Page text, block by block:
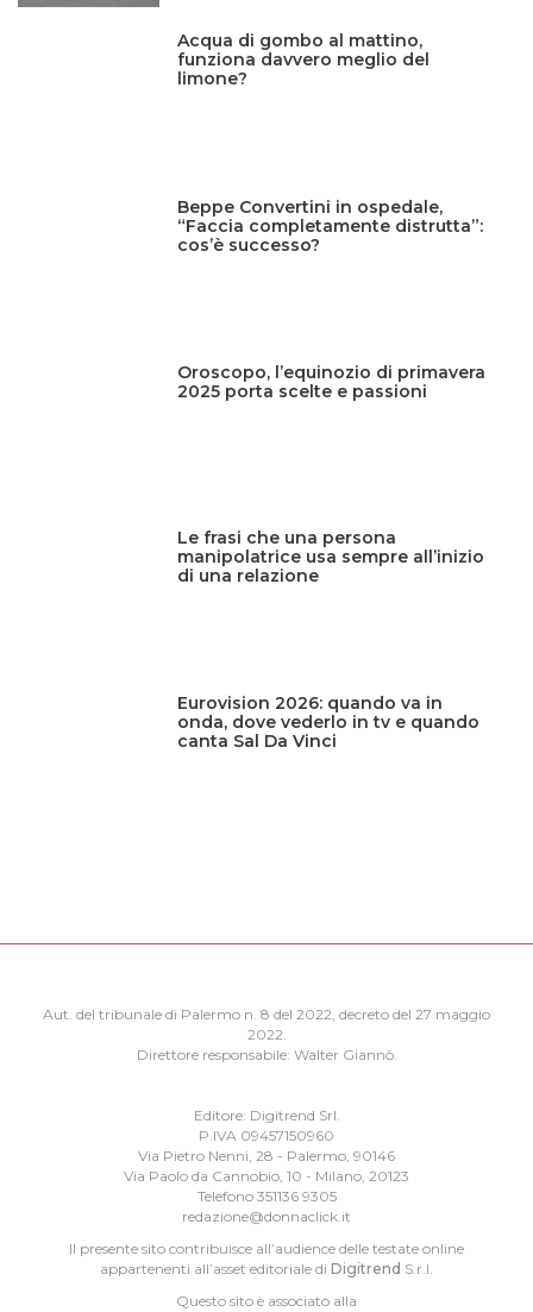
Acqua di gombo al mattino,
funziona davvero meglio del
limone?
Beppe Convertini in ospedale,
“Faccia completamente distrutta”:
cos’è successo?
Oroscopo, l’equinozio di primavera
2025 porta scelte e passioni
Le frasi che una persona
manipolatrice usa sempre all’inizio
di una relazione
Eurovision 2026: quando va in
onda, dove vederlo in tv e quando
canta Sal Da Vinci
Aut. del tribunale di Palermo n. 8 del 2022, decreto del 27 maggio
2022.
Direttore responsabile: Walter Giannò.
Editore: Digitrend Srl.
P.IVA 09457150960
Via Pietro Nenni, 28 - Palermo, 90146
Via Paolo da Cannobio, 10 - Milano, 20123
Telefono 351136 9305
redazione@donnaclick.it
Il presente sito contribuisce all’audience delle testate online
appartenenti all’asset editoriale di Digitrend S.r.l.
Questo sito è associato alla